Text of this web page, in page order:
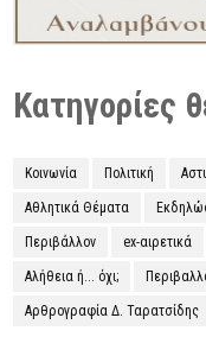
Κατηγορίες
Κοινωνία Πολιτική
Αθλητικά Θέματα
Περιβάλλον ex-αιρετικά
Αλήθεια ή... όχι;
Αρθρογραφία Δ. Ταρατσίδης